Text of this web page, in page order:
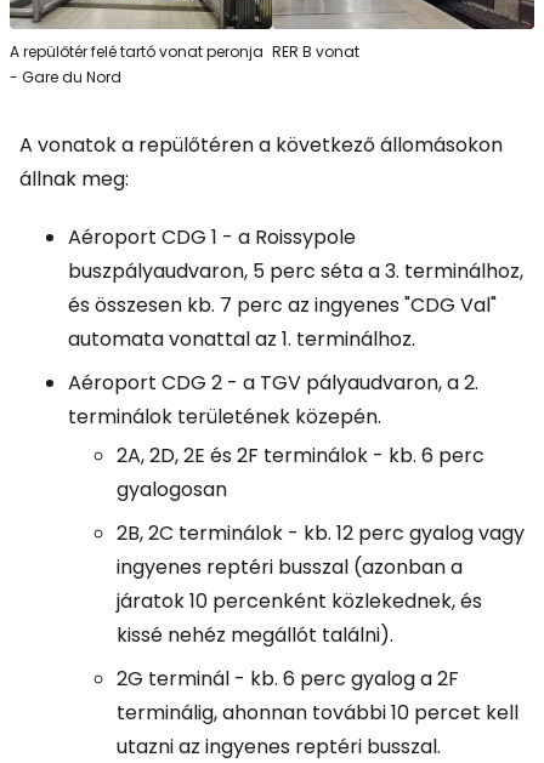
A repülőtér felé tartó vonat peronja
- Gare du Nord
RER B vonat
A vonatok a repülőtéren a következő állomásokon
állnak meg:
Aéroport CDG 1 - a Roissypole
buszpályaudvaron, 5 perc séta a 3. terminálhoz,
és összesen kb. 7 perc az ingyenes "CDG Val"
automata vonattal az 1. terminálhoz.
Aéroport CDG 2 - a TGV pályaudvaron, a 2.
terminálok területének közepén.
2A, 2D, 2E és 2F terminálok - kb. 6 perc
gyalogosan
2B, 2C terminálok - kb. 12 perc gyalog vagy
ingyenes reptéri busszal (azonban a
járatok 10 percenként közlekednek, és
kissé nehéz megállót találni).
2G terminál - kb. 6 perc gyalog a 2F
terminálig, ahonnan további 10 percet kell
utazni az ingyenes reptéri busszal.